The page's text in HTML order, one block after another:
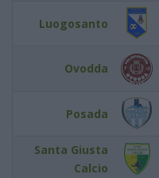
Luogosanto
Ovodda
Posada
Santa Giusta
Calcio